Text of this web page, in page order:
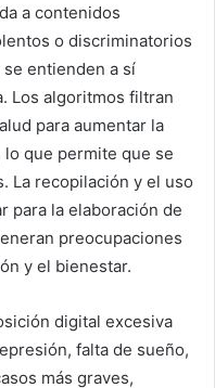
a contenidos
o discriminatorios
entienden a sí
Los algoritmos filtran
para aumentar la
que permite que se
La recopilación y el uso
para la elaboración de
preocupaciones
y el bienestar.
digital excesiva
falta de sueño,
más graves,